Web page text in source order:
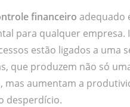
financeiro adequado
para qualquer empresa.
estão ligados a uma
que produzem não só
mas aumentam a
desperdício.